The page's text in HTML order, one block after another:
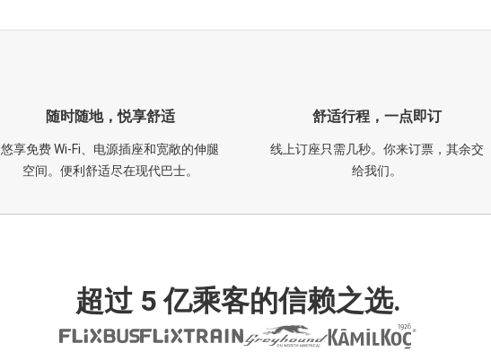
随时随地，悦享舒适
悠享免费 Wi-Fi、电源插座和宽敞的伸腿
空间。便利舒适尽在现代巴士。
舒适行程，一点即订
线上订座只需几秒。你来订票，其余交
给我们。
超过 5 亿乘客的信赖之选.